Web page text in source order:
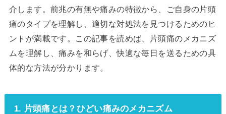
介します。前兆の有無や痛みの特徴から、ご自身の片頭
痛のタイプを理解し、適切な対処法を見つけるためのヒ
ントが満載です。この記事を読めば、片頭痛のメカニズ
ムを理解し、痛みを和らげ、快適な毎日を送るための具
体的な方法が分かります。
1. 片頭痛とは？ひどい痛みのメカニズム